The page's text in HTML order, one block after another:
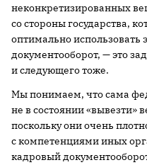
неконкретизированных
со стороны государства,
оптимально использовать
документооборот, — это
и следующего тоже.
Мы понимаем, что сама
не в состоянии «вывезти»
поскольку они очень
с компетенциями иных
кадровый